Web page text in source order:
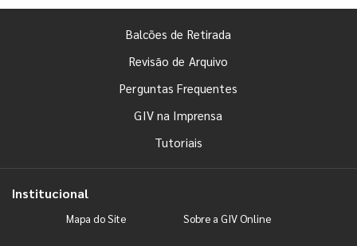
Balcões de Retirada
Revisão de Arquivo
Perguntas Frequentes
GIV na Imprensa
Tutoriais
Institucional
Mapa do Site Sobre a GIV Online